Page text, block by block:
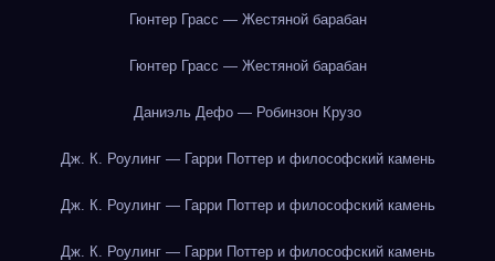
Гюнтер Грасс — Жестяной барабан
Гюнтер Грасс — Жестяной барабан
Даниэль Дефо — Робинзон Крузо
Дж. К. Роулинг — Гарри Поттер и философский камень
Дж. К. Роулинг — Гарри Поттер и философский камень
Дж. К. Роулинг — Гарри Поттер и философский камень